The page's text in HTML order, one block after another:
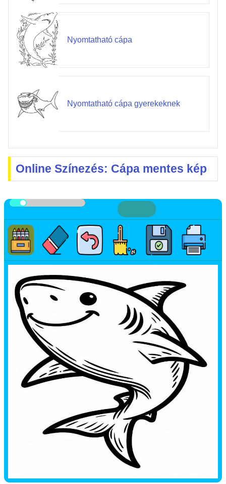
Nyomtatható cápa
Nyomtatható cápa gyerekeknek
Online Színezés: Cápa mentes kép